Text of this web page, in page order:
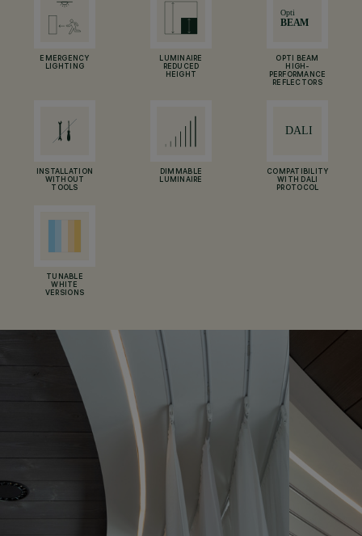
EMERGENCY
LIGHTING
LUMINAIRE
REDUCED
HEIGHT
OPTI BEAM
HIGH-
PERFORMANCE
REFLECTORS
INSTALLATION
WITHOUT
TOOLS
DIMMABLE
LUMINAIRE
COMPATIBILITY
WITH DALI
PROTOCOL
TUNABLE
WHITE
VERSIONS